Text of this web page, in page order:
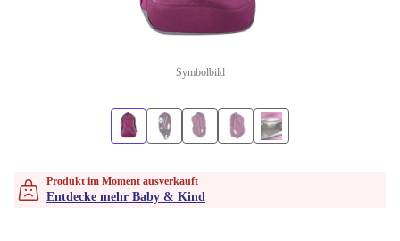
Symbolbild
Produkt im Moment ausverkauft
Entdecke mehr Baby & Kind